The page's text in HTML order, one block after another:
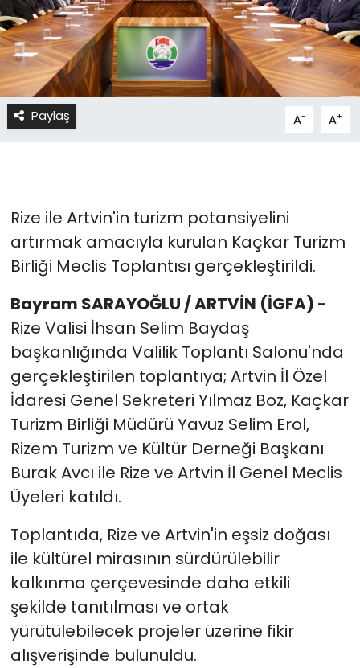
Paylaş A- A+
Rize ile Artvin'in turizm potansiyelini
artırmak amacıyla kurulan Kaçkar Turizm
Birliği Meclis Toplantısı gerçekleştirildi.
Bayram SARAYOĞLU / ARTVİN (İGFA) -
Rize Valisi İhsan Selim Baydaş
başkanlığında Valilik Toplantı Salonu'nda
gerçekleştirilen toplantıya; Artvin İl Özel
İdaresi Genel Sekreteri Yılmaz Boz, Kaçkar
Turizm Birliği Müdürü Yavuz Selim Erol,
Rizem Turizm ve Kültür Derneği Başkanı
Burak Avcı ile Rize ve Artvin İl Genel Meclis
Üyeleri katıldı.
Toplantıda, Rize ve Artvin'in eşsiz doğası
ile kültürel mirasının sürdürülebilir
kalkınma çerçevesinde daha etkili
şekilde tanıtılması ve ortak
yürütülebilecek projeler üzerine fikir
alışverişinde bulunuldu.